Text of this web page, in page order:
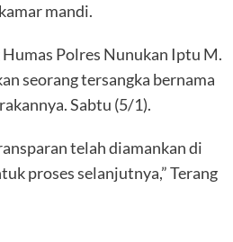
mandi.
Polres Nunukan Iptu M.
seorang tersangka bernama
Sabtu (5/1).
telah diamankan di
proses selanjutnya,” Terang